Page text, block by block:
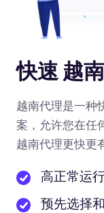
快速 越
越南代理是一种
案，允许您在任
越南代理更快更
高正常运
预先选择